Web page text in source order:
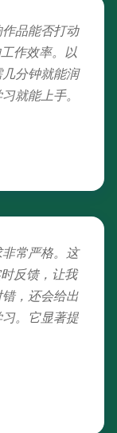
品能否打动
作效率。以
分钟就能润
就能上手。
常严格。这
反馈，让我
，还会给出
。它显著提